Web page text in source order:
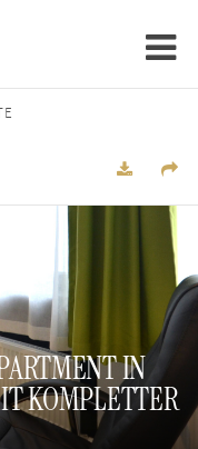
IN
KOMPLETTER